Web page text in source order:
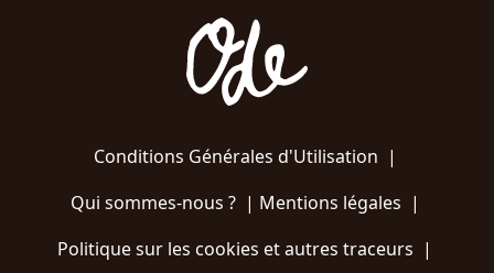
Conditions Générales d'Utilisation |
Qui sommes-nous ?| Mentions légales |
Politique sur les cookies et autres traceurs |